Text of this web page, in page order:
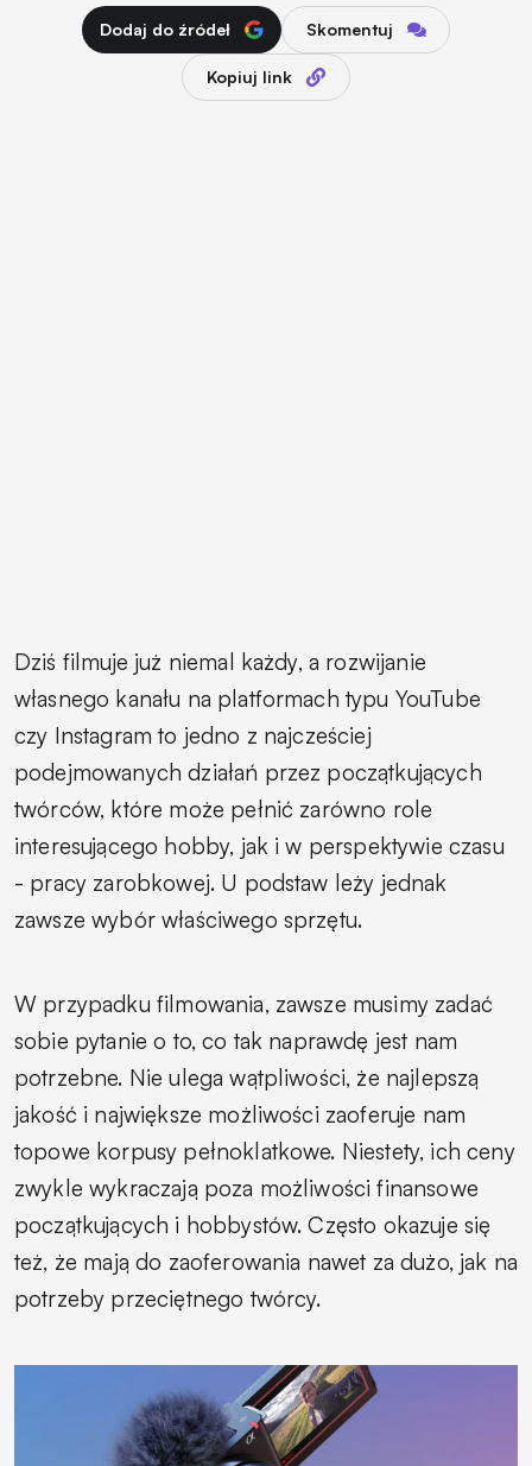
Dodaj do źródeł Skomentuj
Kopiuj link
Dziś filmuje już niemal każdy, a rozwijanie
własnego kanału na platformach typu YouTube
czy Instagram to jedno z najcześciej
podejmowanych działań przez początkujących
twórców, które może pełnić zarówno role
interesującego hobby, jak i w perspektywie czasu
- pracy zarobkowej. U podstaw leży jednak
zawsze wybór właściwego sprzętu.
W przypadku filmowania, zawsze musimy zadać
sobie pytanie o to, co tak naprawdę jest nam
potrzebne. Nie ulega wątpliwości, że najlepszą
jakość i największe możliwości zaoferuje nam
topowe korpusy pełnoklatkowe. Niestety, ich ceny
zwykle wykraczają poza możliwości finansowe
początkujących i hobbystów. Często okazuje się
też, że mają do zaoferowania nawet za dużo, jak na
potrzeby przeciętnego twórcy.